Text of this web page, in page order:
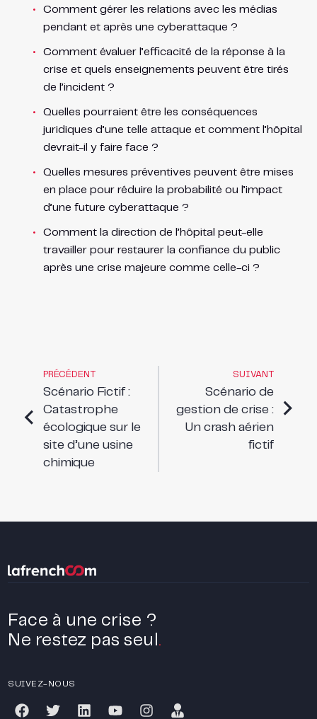
Comment gérer les relations avec les médias
pendant et après une cyberattaque ?
Comment évaluer l’efficacité de la réponse à la
crise et quels enseignements peuvent être tirés
de l’incident ?
Quelles pourraient être les conséquences
juridiques d’une telle attaque et comment l’hôpital
devrait-il y faire face ?
Quelles mesures préventives peuvent être mises
en place pour réduire la probabilité ou l’impact
d’une future cyberattaque ?
Comment la direction de l’hôpital peut-elle
travailler pour restaurer la confiance du public
après une crise majeure comme celle-ci ?
PRÉCÉDENT
Scénario Fictif :
Catastrophe
écologique sur le
site d’une usine
chimique
SUIVANT
Scénario de
gestion de crise :
Un crash aérien
fictif
Face à une crise ?
Ne restez pas seul .
SUIVEZ-NOUS